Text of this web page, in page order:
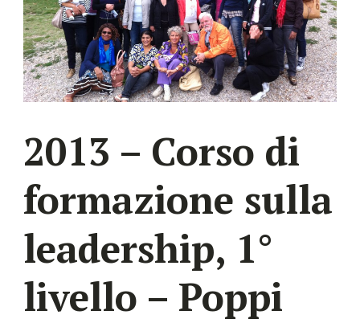
2013 – Corso di
formazione sulla
leadership, 1°
livello – Poppi